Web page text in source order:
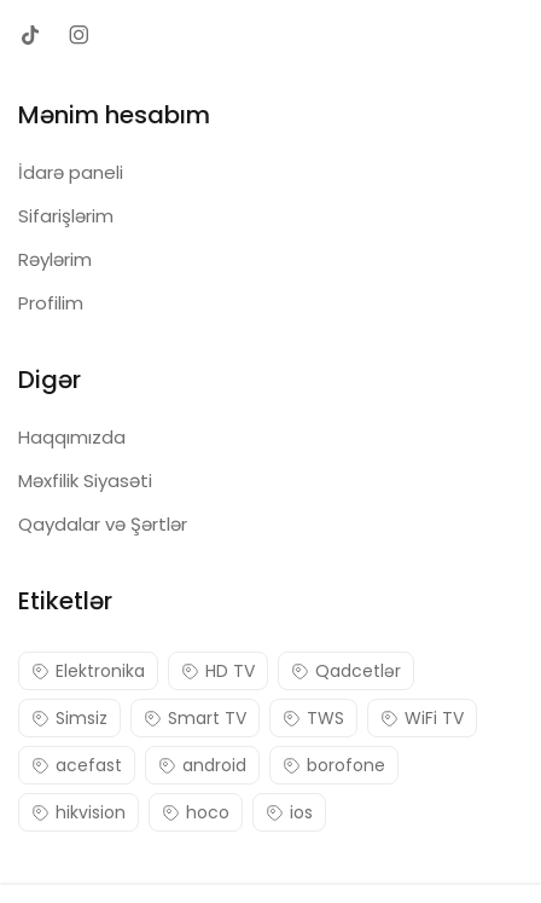
Mənim hesabım
İdarə paneli
Sifarişlərim
Rəylərim
Profilim
Digər
Haqqımızda
Məxfilik Siyasəti
Qaydalar və Şərtlər
Etiketlər
Elektronika HD TV
Qadcetlər
Simsiz
Smart TV TWS
WiFi TV
acefast
android
borofone
hikvision
hoco ios